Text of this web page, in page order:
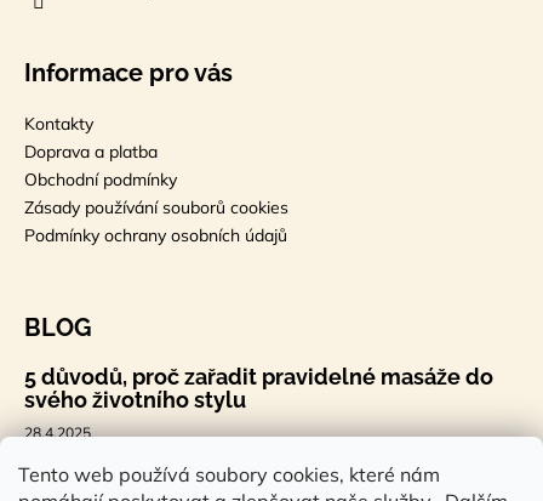
Tento web používá soubory cookies, které nám
Informace pro vás
Kontakty
Doprava a platba
Obchodní podmínky
Zásady používání souborů cookies
Podmínky ochrany osobních údajů
BLOG
5 důvodů, proč zařadit pravidelné masáže do
svého životního stylu
28.4.2025
🐣 Velikonoční styl, který tě bude bavit